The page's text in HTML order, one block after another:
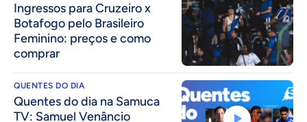
Ingressos para Cruzeiro x
Botafogo pelo Brasileiro
Feminino: preços e como
comprar
QUENTES DO DIA
Quentes do dia na Samuca
TV: Samuel Venâncio